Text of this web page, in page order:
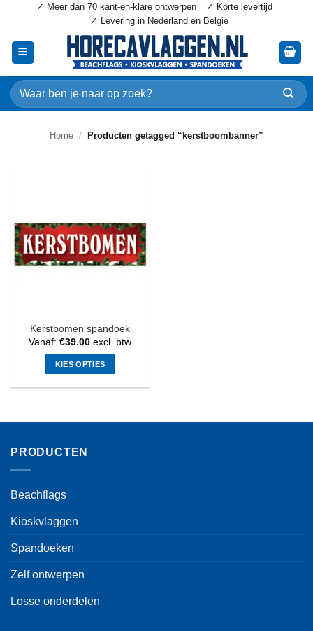
inhoud
✓ Meer dan 70 kant-en-klare ontwerpen
✓ Korte levertijd
✓ Levering in Nederland en België
Zoeken
naar:
Home / Producten getagged “kerstboombanner”
Kerstbomen spandoek
Vanaf: €39.00 excl. btw
KIES OPTIES
meerdere
Deze
PRODUCTEN
Beachflags
Kioskvlaggen
Spandoeken
Zelf ontwerpen
Losse onderdelen